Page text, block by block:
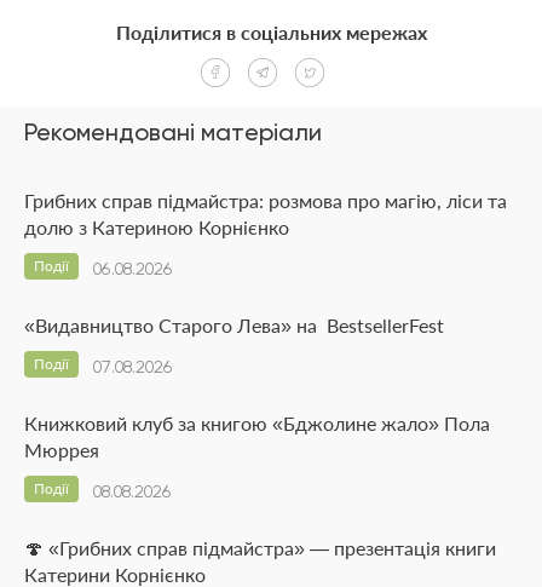
Рекомендовані матеріали
Грибних справ підмайстра: розмова про магію, ліси та
долю з Катериною Корнієнко
06.08.2026
Події
«Видавництво Старого Лева» на BestsellerFest
07.08.2026
Події
Книжковий клуб за книгою «Бджолине жало» Пола
Мюррея
08.08.2026
Події
🍄 «Грибних справ підмайстра» — презентація книги
Катерини Корнієнко
Поділитися в соціальних мережах